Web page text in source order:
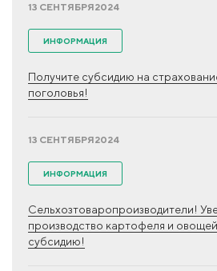
13 СЕНТЯБРЯ2024
ИНФОРМАЦИЯ
Получите субсидию на
поголовья!
13 СЕНТЯБРЯ2024
ИНФОРМАЦИЯ
Сельхозтоваропроизводители!
производство картофеля и
субсидию!